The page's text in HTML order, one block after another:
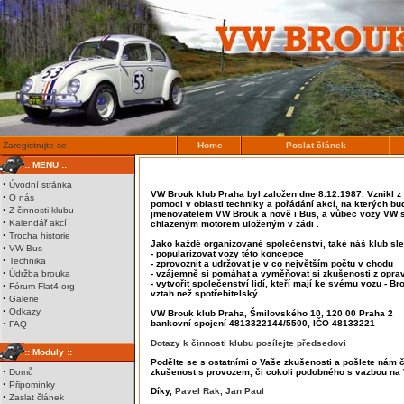
Zaregistrujte se Home
Poslat článek
:: MENU ::
· Úvodní stránka
· O nás
· Z činnosti klubu
· Kalendář akcí
· Trocha historie
· VW Bus
· Technika
· Údržba brouka
· Fórum Flat4.org
· Galerie
· Odkazy
· FAQ
:: Moduly ::
· Domů
· Připomínky
· Zaslat článek
VW Brouk klub Praha byl založen dne 8.12.1987. Vznikl
pomoci v oblasti techniky a pořádání akcí, na kterých
jmenovatelem VW Brouk a nově i Bus, a vůbec vozy VW
chlazeným motorem uloženým v zádi .
Jako každé organizované společenství, také náš klub
- popularizovat vozy této koncepce
- zprovoznit a udržovat je v co největším počtu v chodu
- vzájemně si pomáhat a vyměňovat si zkušenosti z
- vytvořit společenství lidí, kteří mají ke svému vozu -
vztah než spotřebitelský
VW Brouk klub Praha, Šmilovského 10, 120 00 Praha 2
bankovní spojení 4813322144/5500, IČO 48133221
Dotazy k činnosti klubu posílejte předsedovi
Podělte se s ostatními o Vaše zkušenosti a pošlete nám
zkušenost s provozem, či cokoli podobného s vazbou na
Díky, Pavel Rak, Jan Paul